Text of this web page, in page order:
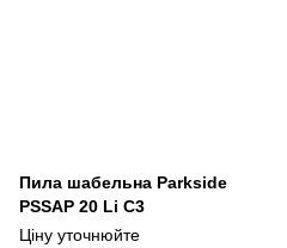
Пила шабельна Parkside
PSSAP 20 Li C3
Ціну уточнюйте